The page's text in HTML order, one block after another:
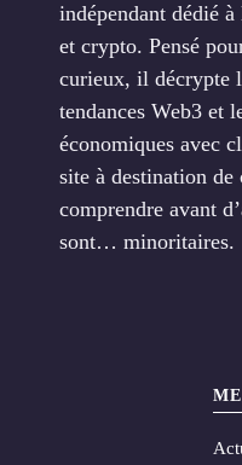
indépendant dédié
et crypto. Pensé
curieux, il décrypte
tendances Web3 et
économiques avec
site à destination
comprendre avant
sont… minoritaires.